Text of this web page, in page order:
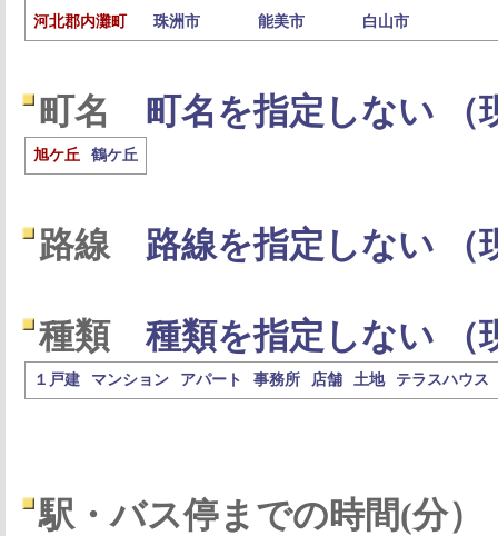
河北郡内灘町
珠洲市 能美市 白山市
町名 町名を指定しない （
旭ケ丘 鶴ケ丘
路線 路線を指定しない （
種類 種類を指定しない （
１戸建 マンション アパート 事務所 店舗 土地 テラスハウス
駅・バス停までの時間(分）